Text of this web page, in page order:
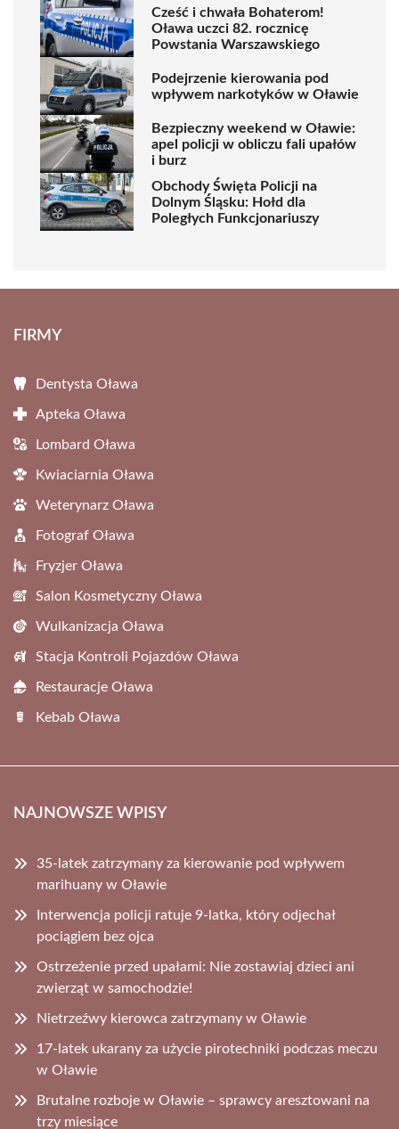
Cześć i chwała Bohaterom!
Oława uczci 82. rocznicę
Powstania Warszawskiego
Podejrzenie kierowania pod
wpływem narkotyków w Oławie
Bezpieczny weekend w Oławie:
apel policji w obliczu fali upałów
i burz
Obchody Święta Policji na
Dolnym Śląsku: Hołd dla
Poległych Funkcjonariuszy
FIRMY
Dentysta Oława
Apteka Oława
Lombard Oława
Kwiaciarnia Oława
Weterynarz Oława
Fotograf Oława
Fryzjer Oława
Salon Kosmetyczny Oława
Wulkanizacja Oława
Stacja Kontroli Pojazdów Oława
Restauracje Oława
Kebab Oława
NAJNOWSZE WPISY
35-latek zatrzymany za kierowanie pod wpływem
marihuany w Oławie
Interwencja policji ratuje 9-latka, który odjechał
pociągiem bez ojca
Ostrzeżenie przed upałami: Nie zostawiaj dzieci ani
zwierząt w samochodzie!
Nietrzeźwy kierowca zatrzymany w Oławie
17-latek ukarany za użycie pirotechniki podczas meczu
w Oławie
Brutalne rozboje w Oławie – sprawcy aresztowani na
trzy miesiące